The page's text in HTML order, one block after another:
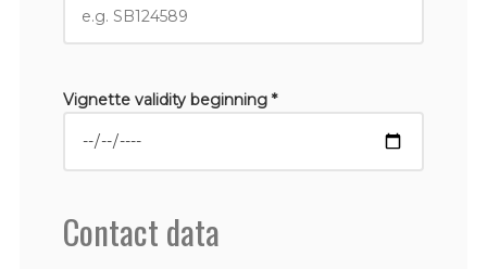
Vignette validity beginning *
Contact data